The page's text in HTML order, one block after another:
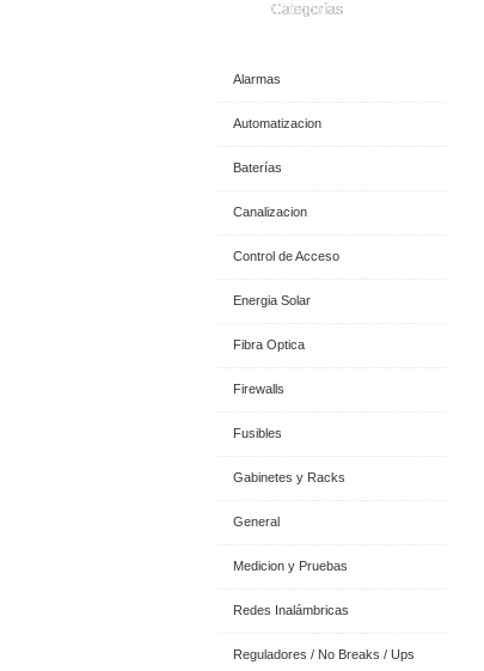
Categorías
Alarmas
Automatizacion
Baterías
Canalizacion
Control de Acceso
Energia Solar
Fibra Optica
Firewalls
Fusibles
Gabinetes y Racks
General
Medicion y Pruebas
Redes Inalámbricas
Reguladores / No Breaks / Ups